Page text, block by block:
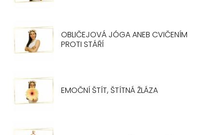
OBLIČEJOVÁ JÓGA ANEB CVIČENÍM
PROTI STÁŘÍ
EMOČNÍ ŠTÍT, ŠTÍTNÁ ŽLÁZA